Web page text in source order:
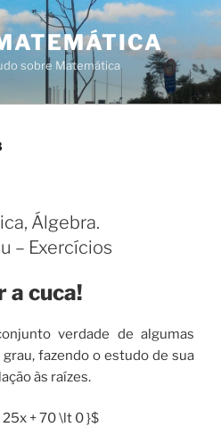
sobre Matemática
Álgebra.
– Exercícios
a cuca!
verdade de algumas
fazendo o estudo de sua
às raízes.
+ 70 \lt 0 }$